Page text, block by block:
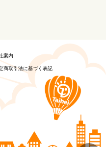
案内
商取引法に基づく表記